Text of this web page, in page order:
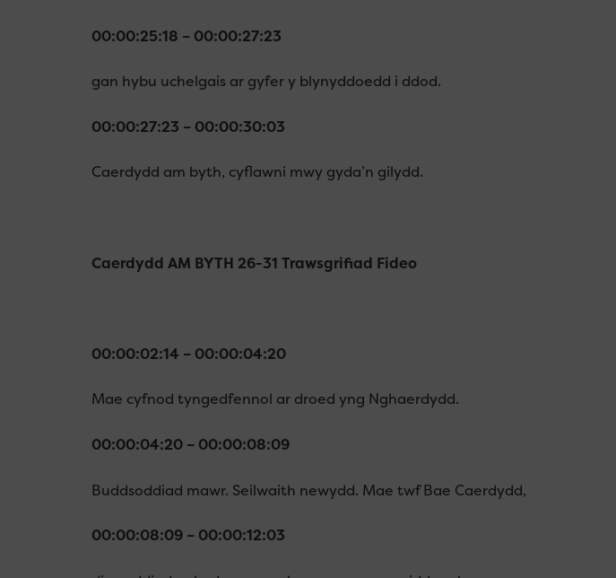
00:00:25:18 – 00:00:27:23
gan hybu uchelgais ar gyfer y blynyddoedd i ddod.
00:00:27:23 – 00:00:30:03
Caerdydd am byth, cyflawni mwy gyda’n gilydd.
Caerdydd AM BYTH 26-31 Trawsgrifiad Fideo
00:00:02:14 – 00:00:04:20
Mae cyfnod tyngedfennol ar droed yng Nghaerdydd.
00:00:04:20 – 00:00:08:09
Buddsoddiad mawr. Seilwaith newydd. Mae twf Bae Caerdydd,
00:00:08:09 – 00:00:12:03